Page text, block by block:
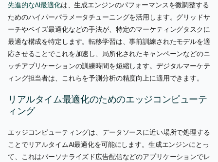
先進的なAI最適化は、生成エンジンのパフォーマンスを微調整する
ためのハイパーパラメータチューニングを活用します。グリッドサ
ーチやベイズ最適化などの手法が、特定のマーケティングタスクに
最適な構成を特定します。転移学習は、事前訓練されたモデルを適
応させることでこれを加速し、局所化されたキャンペーンなどのニ
ッチアプリケーションの訓練時間を短縮します。デジタルマーケテ
ィング担当者は、これらを予測分析の精度向上に適用できます。
リアルタイム最適化のためのエッジコンピューテ
ィング
エッジコンピューティングは、データソースに近い場所で処理する
ことでリアルタイムAI最適化を可能にします。生成エンジンにとっ
て、これはパーソナライズド広告配信などのアプリケーションでレ